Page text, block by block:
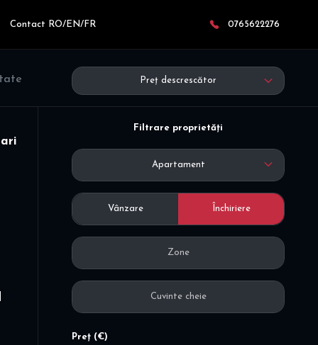
Contact RO/EN/FR 0765622276
Preț descrescător
Filtrare proprietăți
Apartament
Vânzare Închiriere
Preț (€)